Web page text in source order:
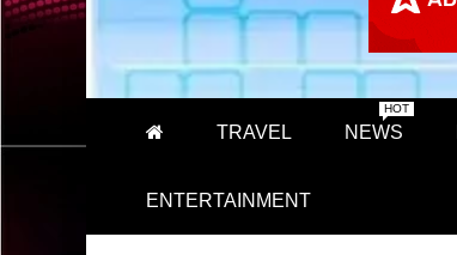
TRAVEL NEWS
HOT
ENTERTAINMENT